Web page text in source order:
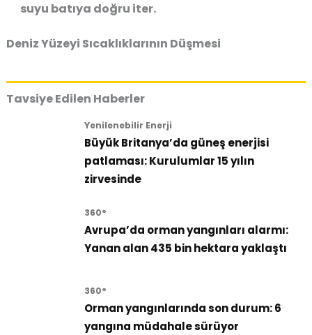
suyu batıya doğru iter.
Deniz Yüzeyi Sıcaklıklarının Düşmesi
Tavsiye Edilen Haberler
Yenilenebilir Enerji
Büyük Britanya’da güneş enerjisi
patlaması: Kurulumlar 15 yılın
zirvesinde
360°
Avrupa’da orman yangınları alarmı:
Yanan alan 435 bin hektara yaklaştı
360°
Orman yangınlarında son durum: 6
yangına müdahale sürüyor